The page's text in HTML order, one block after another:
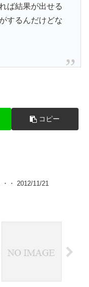
ば結果が出せる
するんだけどな
コピー
・ 2012/11/21